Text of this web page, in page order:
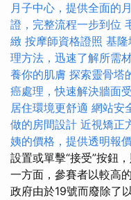
月子中心，提供全面的
證，完整流程一步到位
緻 按摩師資格證照 基隆
理方法，迅速了解所需
養你的肌膚 探索靈骨塔
癌處理，快速解決牆面
居住環境更舒適 網站安
做的房間設計 近視矯正
姨的價格，提供透明報
設置或單擊“接受”按鈕
一方面，參賽者以較高
政府由於19號而廢除了